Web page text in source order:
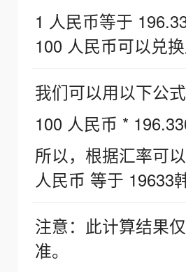
1 人民币等于
100 人民币可以兑
我们可以用以下公式
100 人民币 *
所以，根据汇率可
人民币 等于 19633
注意：此计算结果
准。